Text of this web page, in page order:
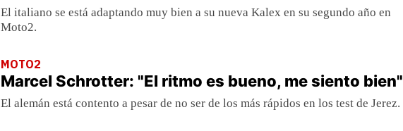
El italiano se está adaptando muy bien a su nueva Kalex en su segundo año en
Moto2.
MOTO2
Marcel Schrotter: "El ritmo es bueno, me siento bien"
El alemán está contento a pesar de no ser de los más rápidos en los test de Jerez.